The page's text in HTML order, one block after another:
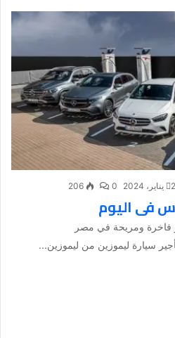
0
206
فى اليوم
فاخرة ومريحة في مصر